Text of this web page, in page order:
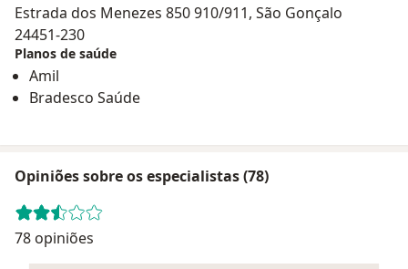
Estrada dos Menezes 850 910/911, São Gonçalo
24451-230
Planos de saúde
Amil
Bradesco Saúde
Opiniões sobre os especialistas (78)
78 opiniões